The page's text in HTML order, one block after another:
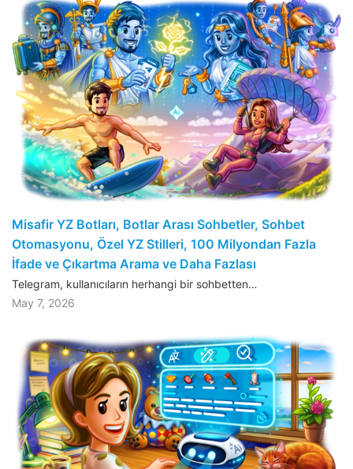
Misafir YZ Botları, Botlar Arası Sohbetler, Sohbet
Otomasyonu, Özel YZ Stilleri, 100 Milyondan Fazla
İfade ve Çıkartma Arama ve Daha Fazlası
Telegram, kullanıcıların herhangi bir sohbetten…
May 7, 2026